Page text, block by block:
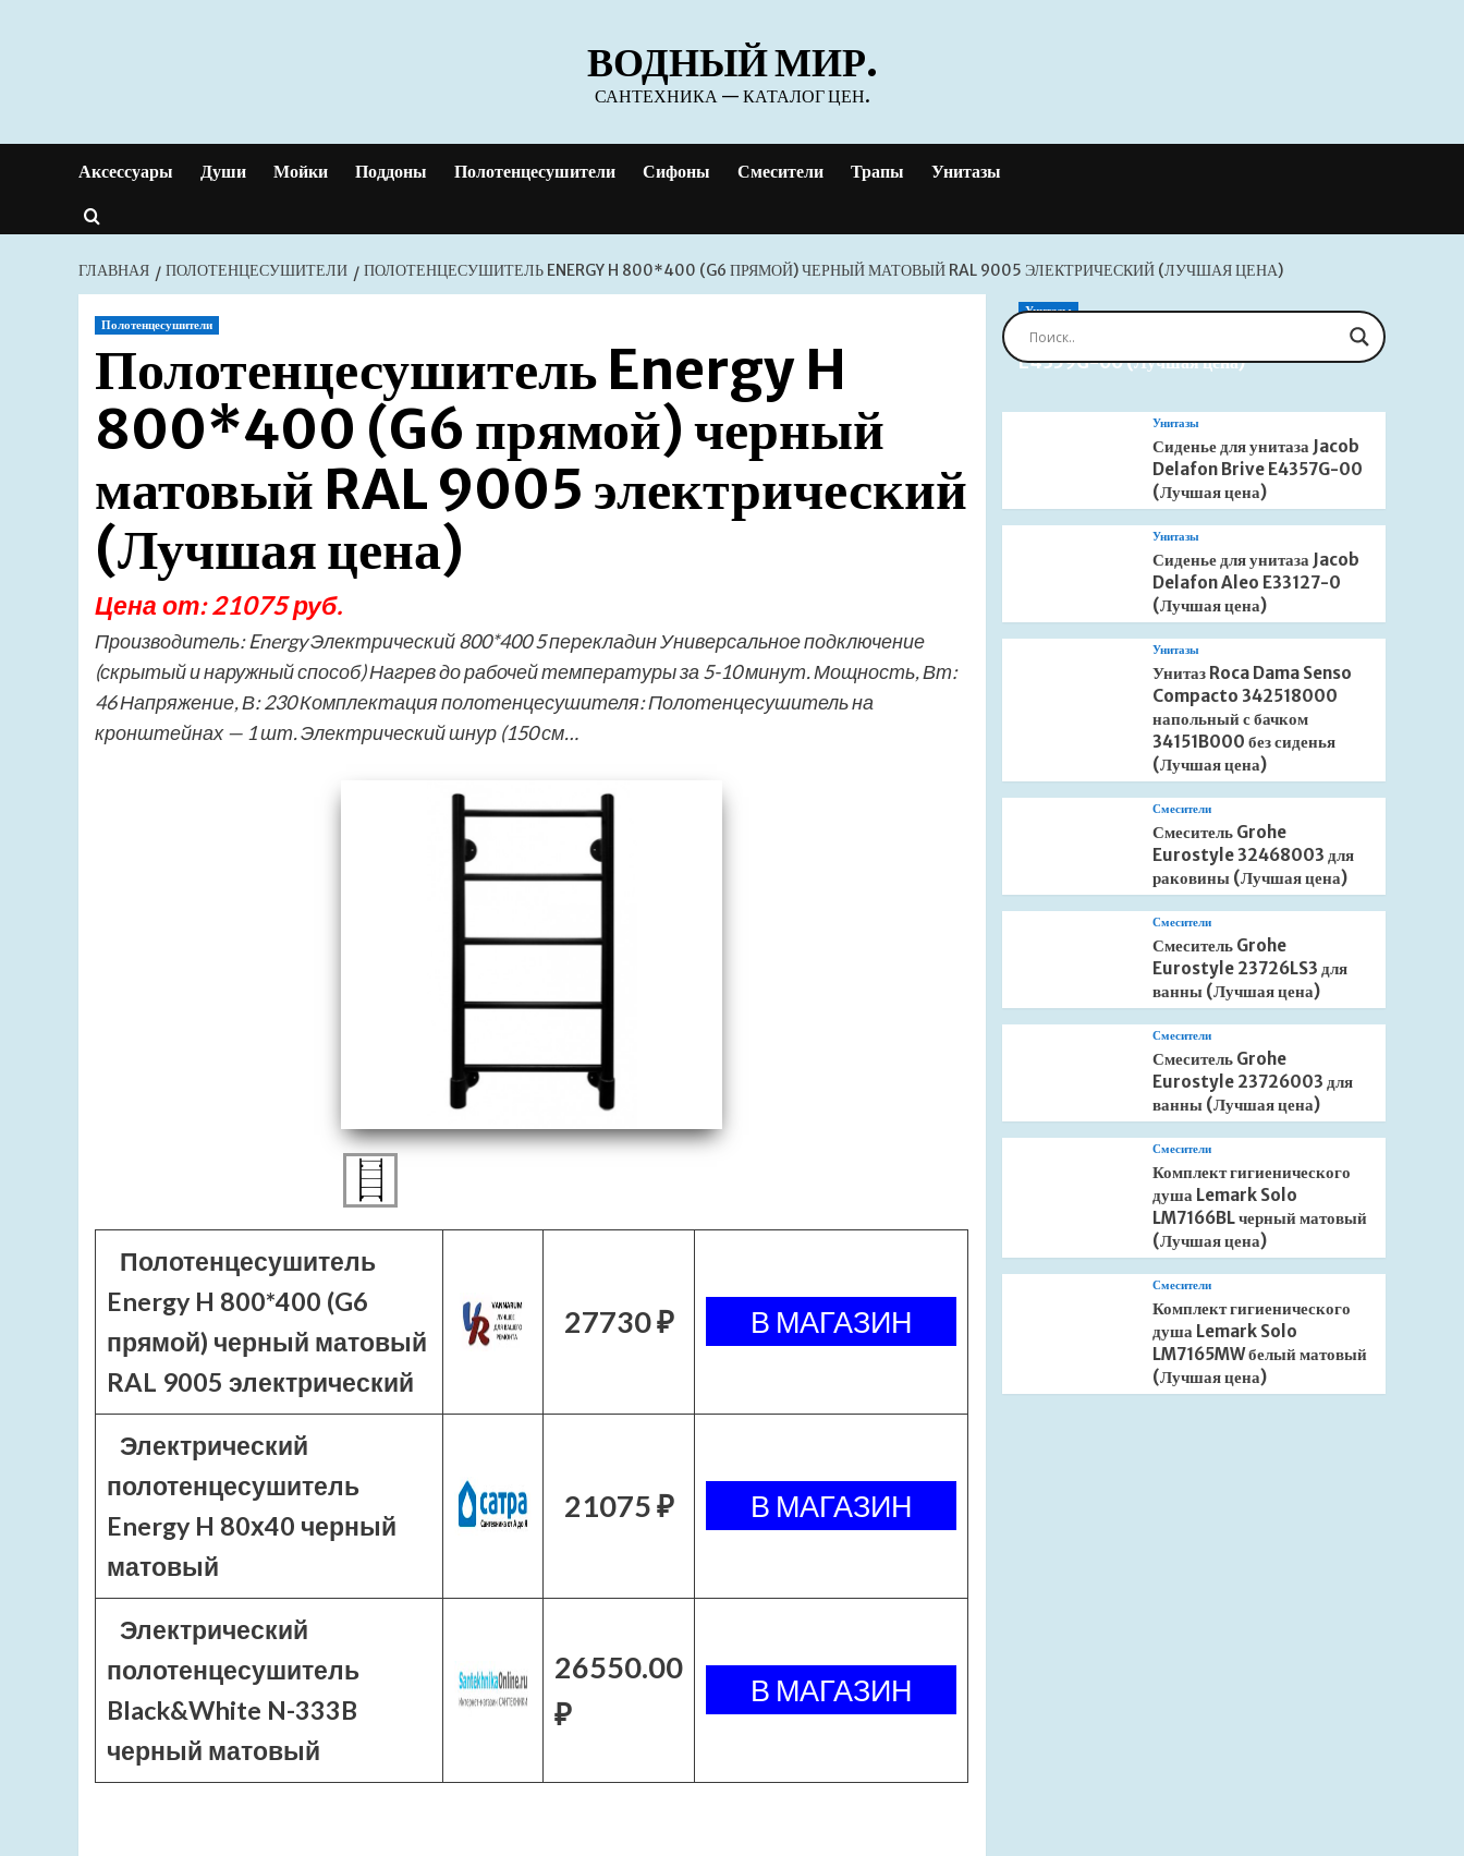
ВОДНЫЙ МИР.
САНТЕХНИКА — КАТАЛОГ ЦЕН.
Аксессуары Души Мойки Поддоны Полотенцесушители Сифоны Смесители Трапы Унитазы
ГЛАВНАЯ ПОЛОТЕНЦЕСУШИТЕЛИ ПОЛОТЕНЦЕСУШИТЕЛЬ ENERGY H 800*400 (G6 ПРЯМОЙ) ЧЕРНЫЙ МАТОВЫЙ RAL 9005 ЭЛЕКТРИЧЕСКИЙ (ЛУЧШАЯ ЦЕНА)
Полотенцесушители
Полотенцесушитель Energy H
800*400 (G6 прямой) черный
матовый RAL 9005 электрический
(Лучшая цена)
Цена от: 21075 руб.
Производитель: Energy Электрический 800*400 5 перекладин Универсальное подключение
(скрытый и наружный способ) Нагрев до рабочей температуры за 5-10 минут. Мощность, Вт:
46 Напряжение, В: 230 Комплектация полотенцесушителя: Полотенцесушитель на
кронштейнах — 1 шт. Электрический шнур (150 см…
Полотенцесушитель
Energy H 800*400 (G6
прямой) черный матовый
RAL 9005 электрический
27730 ₽
Электрический
полотенцесушитель
Energy H 80х40 черный
матовый
21075 ₽
Электрический
полотенцесушитель
Black&White N-333B
черный матовый
26550.00
₽
Унитазы
Сиденье для унитаза Jacob Delafon Brive
E4359G-00 (Лучшая цена)
Унитазы
Сиденье для унитаза Jacob
Delafon Brive E4357G-00
(Лучшая цена)
Унитазы
Сиденье для унитаза Jacob
Delafon Aleo E33127-0
(Лучшая цена)
Унитазы
Унитаз Roca Dama Senso
Compacto 342518000
напольный с бачком
34151B000 без сиденья
(Лучшая цена)
Смесители
Смеситель Grohe
Eurostyle 32468003 для
раковины (Лучшая цена)
Смесители
Смеситель Grohe
Eurostyle 23726LS3 для
ванны (Лучшая цена)
Смесители
Смеситель Grohe
Eurostyle 23726003 для
ванны (Лучшая цена)
Смесители
Комплект гигиенического
душа Lemark Solo
LM7166BL черный матовый
(Лучшая цена)
Смесители
Комплект гигиенического
душа Lemark Solo
LM7165MW белый матовый
(Лучшая цена)